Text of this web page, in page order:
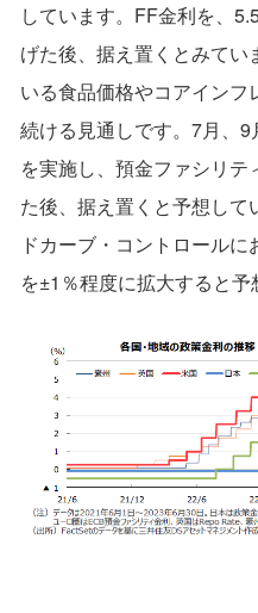
しています。FF金利を、
げた後、据え置くとみて
いる食品価格やコアイン
続ける見通しです。7月、
を実施し、預金ファシリ
た後、据え置くと予想し
ドカーブ・コントロール
を±1％程度に拡大すると予